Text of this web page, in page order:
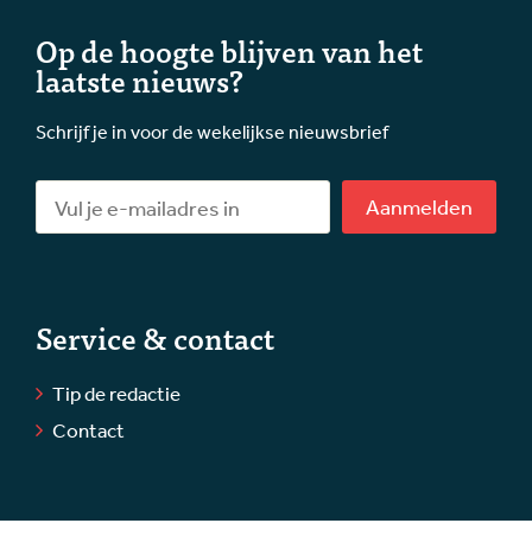
Op de hoogte blijven van het
laatste nieuws?
Schrijf je in voor de wekelijkse nieuwsbrief
Aanmelden
Service & contact
Tip de redactie
Contact